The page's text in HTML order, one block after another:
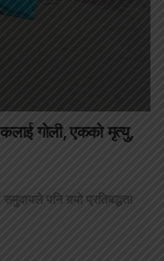
गोली, एकको मृत्यु,